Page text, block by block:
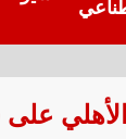
رع بنتيجة 5 - 0 في